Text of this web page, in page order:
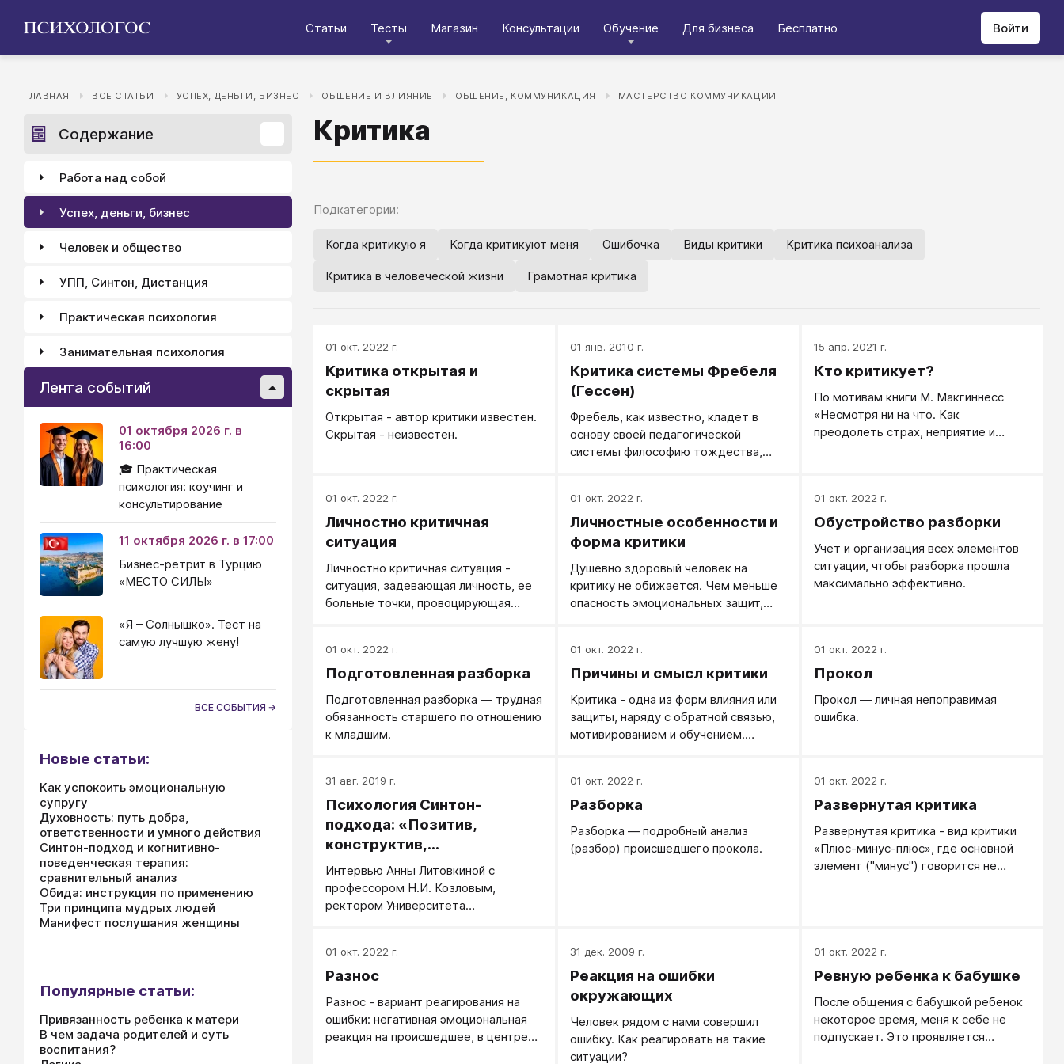
Статьи Тесты Магазин Консультации Обучение Для бизнеса Бесплатно Войти
ГЛАВНАЯ ВСЕ СТАТЬИ УСПЕХ, ДЕНЬГИ, БИЗНЕС ОБЩЕНИЕ И ВЛИЯНИЕ ОБЩЕНИЕ, КОММУНИКАЦИЯ МАСТЕРСТВО КОММУНИКАЦИИ
Критика
Подкатегории:
Когда критикую я Когда критикуют меня Ошибочка Виды критики Критика психоанализа
Критика в человеческой жизни Грамотная критика
01 окт. 2022 г.
Критика открытая и
скрытая
Открытая - автор критики известен.
Скрытая - неизвестен.
01 янв. 2010 г.
Критика системы Фребеля
(Гессен)
Фребель, как известно, кладет в
основу своей педагогической
системы философию тождества,
взглядом на природу и человека.
Единство объекта и субъекта,
понимаемое как единство бытия и
основным принципом философии
тождества. Его же делает
исходным пунктом своей
15 апр. 2021 г.
Кто критикует?
По мотивам книги М. Макгиннесс
«Несмотря ни на что. Как
преодолеть страх, неприятие и
01 окт. 2022 г.
Личностно критичная
ситуация
Личностно критичная ситуация -
ситуация, задевающая личность, ее
больные точки, провоцирующая
01 окт. 2022 г.
Личностные особенности и
форма критики
Душевно здоровый человек на
критику не обижается. Чем меньше
опасность эмоциональных защит,
происшедшем. Легко обсуждать
что-либо с людьми воспитанными,
бывает с обидчивыми и невротиками.
Если ошибка невелика, а человек не
обидчив, взрослый, эмоционально
его адрес можно формулировать
конструктивности остается в любом
случае: «Ты был эффективен в этом…
Ты был бы более эффективен, если…
01 окт. 2022 г.
Обустройство разборки
Учет и организация всех элементов
ситуации, чтобы разборка прошла
максимально эффективно.
01 окт. 2022 г.
Подготовленная разборка
Подготовленная разборка — трудная
обязанность старшего по отношению
к младшим.
01 окт. 2022 г.
Причины и смысл критики
Критика - одна из форм влияния или
защиты, наряду с обратной связью,
мотивированием и обучением.
человек не понимает по-хорошему,
когда не можем придумать, как
01 окт. 2022 г.
Прокол
Прокол — личная непоправимая
ошибка.
31 авг. 2019 г.
Психология Синтон-
подхода: «Позитив,
конструктив,
ответственность»
Интервью Анны Литовкиной с
профессором Н.И. Козловым,
ректором Университета
01 окт. 2022 г.
Разборка
Разборка — подробный анализ
(разбор) происшедшего прокола.
01 окт. 2022 г.
Развернутая критика
Развернутая критика - вид критики
«Плюс-минус-плюс», где основной
элемент ("минус") говорится не
больной, не острый, а важным
оказывается момент конструктива -
как на будущее делать лучше.
01 окт. 2022 г.
Разнос
Разнос - вариант реагирования на
ошибки: негативная эмоциональная
реакция на происшедшее, в центре
31 дек. 2009 г.
Реакция на ошибки
окружающих
Человек рядом с нами совершил
ошибку. Как реагировать на такие
ситуации?
01 окт. 2022 г.
Ревную ребенка к бабушке
После общения с бабушкой ребенок
некоторое время, меня к себе не
подпускает. Это проявляется
Содержание
Работа над собой
Успех, деньги, бизнес
Человек и общество
УПП, Синтон, Дистанция
Практическая психология
Занимательная психология
Лента событий
01 октября 2026 г. в
16:00
🎓 Практическая
психология: коучинг и
консультирование
11 октября 2026 г. в 17:00
Бизнес-ретрит в Турцию
«МЕСТО СИЛЫ»
«Я – Солнышко». Тест на
самую лучшую жену!
ВСЕ СОБЫТИЯ
Новые статьи:
Как успокоить эмоциональную
супругу
Духовность: путь добра,
ответственности и умного действия
Синтон-подход и когнитивно-
поведенческая терапия:
сравнительный анализ
Обида: инструкция по применению
Три принципа мудрых людей
Манифест послушания женщины
Популярные статьи:
Привязанность ребенка к матери
В чем задача родителей и суть
воспитания?